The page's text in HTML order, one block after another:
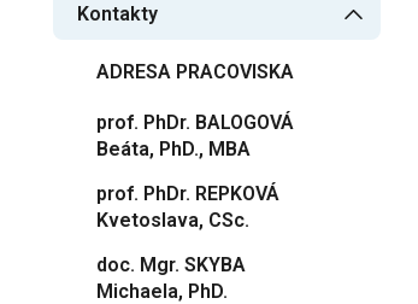
Kontakty
ADRESA PRACOVISKA
prof. PhDr. BALOGOVÁ
Beáta, PhD., MBA
prof. PhDr. REPKOVÁ
Kvetoslava, CSc.
doc. Mgr. SKYBA
Michaela, PhD.